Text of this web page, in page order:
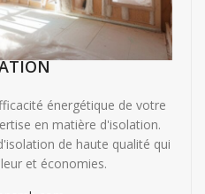
énergétique de votre
en matière d'isolation.
de haute qualité qui
et économies.